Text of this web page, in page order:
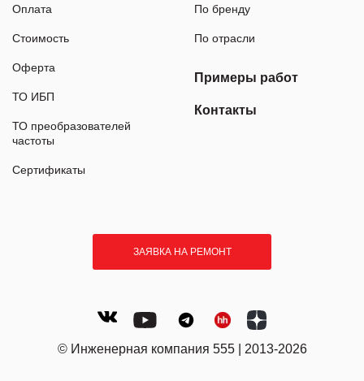
Оплата
Стоимость
Оферта
ТО ИБП
ТО преобразователей
частоты
Сертификаты
По бренду
По отрасли
Примеры работ
Контакты
ЗАЯВКА НА РЕМОНТ
© Инженерная компания 555 | 2013-2026